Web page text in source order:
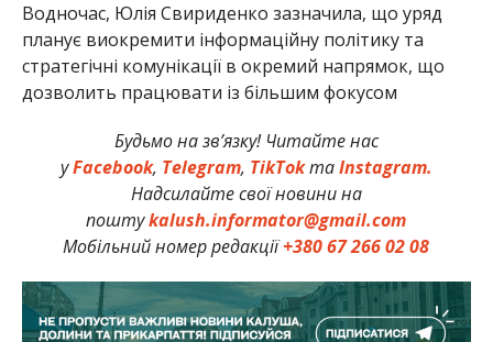
Водночас, Юлія Свириденко зазначила, що уряд
планує виокремити інформаційну політику та
стратегічні комунікації в окремий напрямок, що
дозволить працювати із більшим фокусом
Будьмо на зв’язку! Читайте нас
уFacebook, Telegram, TikTokтаInstagram.
Надсилайте свої новини на
поштуkalush.informator@gmail.com
Мобільний номер редакції+380 67 266 02 08